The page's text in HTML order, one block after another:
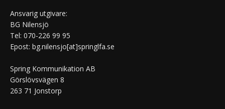
Ansvarig utgivare:
BG Nilensjö
Tel: 070-226 99 95
Epost: bg.nilensjo[at]springlfa.se
Spring Kommunikation AB
Görslövsvägen 8
263 71 Jonstorp